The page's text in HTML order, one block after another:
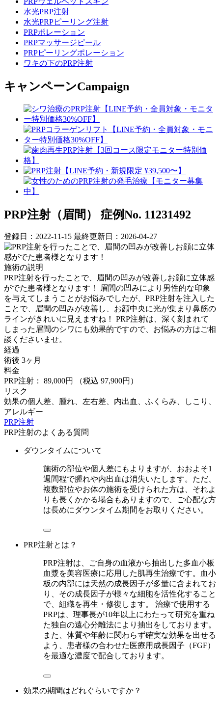
水光PRP注射
水光PRPピーリング注射
PRPポレーション
PRPマッサージピール
PRPピーリングポレーション
ワキの下のPRP注射
キャンペーンCampaign
PRP注射（眉間） 症例No. 11231492
登録日：2022-11-15 最終更新日：2026-04-27
施術の説明
PRP注射を行ったことで、眉間の凹みが改善しお顔に立体感
がでた患者様となります！ ⁡眉間の凹みにより男性的な印象
を与えてしまうことがお悩みでしたが、PRP注射を注入した
ことで、眉間の凹みが改善し、お顔中央に光が集まり鼻筋の
ラインがきれいに見えますね！ PRP注射は、深く刻まれて
しまった眉間のシワにも効果的ですので、お悩みの方はご相
談くださいませ。
経過
術後 3ヶ月
料金
PRP注射： 89,000円
（税込 97,900円）
リスク
効果の個人差、腫れ、左右差、内出血、ふくらみ、しこり、
アレルギー
PRP注射
PRP注射のよくある質問
ダウンタイムについて
施術の部位や個人差にもよりますが、おおよそ1
週間程で腫れや内出血は消失いたします。ただ、
複数部位やお体の施術を受けられた方は、それよ
りも長くかかる場合もありますので、ご心配な方
は長めにダウンタイム期間をお取りください。
PRP注射とは？
PRP注射は、ご自身の血液から抽出した多血小板
血漿を美容医療に応用した肌再生治療です。血小
板の内部には天然の成長因子が多量に含まれてお
り、その成長因子が様々な細胞を活性化すること
で、組織を再生・修復します。 治療で使用する
PRPは、理事長が10年以上にわたって研究を重ね
た独自の遠心分離法により抽出をしております。
また、体質や年齢に関わらず確実な効果を出せる
よう、患者様の合わせた医療用成長因子（FGF）
を最適な濃度で配合しております。
効果の期間はどれぐらいですか？